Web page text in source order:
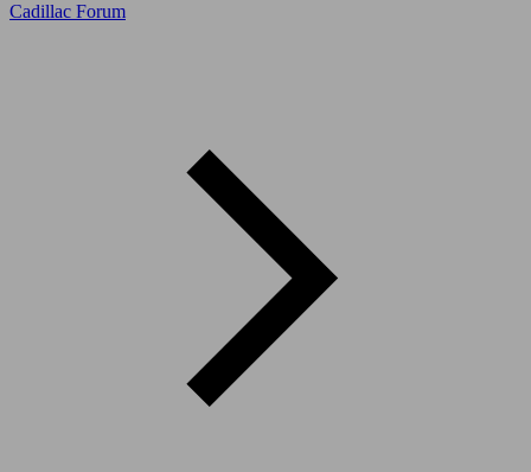
Cadillac Forum